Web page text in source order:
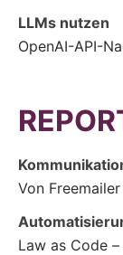
LLMs nutzen
OpenAI-API-
Von
Law as Code